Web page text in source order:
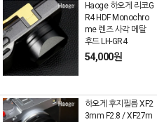
Haoge 하오게 리코G
R4 HDF Monochro
me 렌즈 사각 메탈
후드 LH-GR4
54,000원
하오게 후지필름 XF2
3mm F2.8 / XF27m